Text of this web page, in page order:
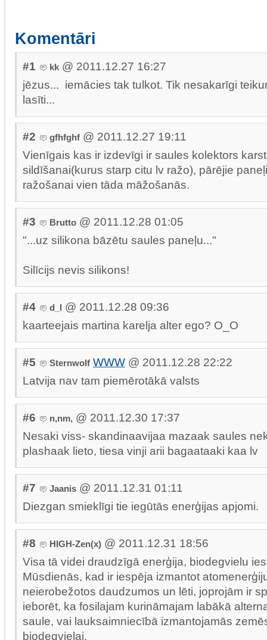
Komentāri
#1 kk @ 2011.12.27 16:27
jēzus... iemācies tak tulkot. Tik nesakarīgi
lasīti...
#2 gfhfghf @ 2011.12.27 19:11
Vienīgais kas ir izdevīgi ir saules kolektors
sildīšanai(kurus starp citu lv ražo), pārējie
ražošanai vien tāda māžošanās.
#3 Brutto @ 2011.12.28 01:05
"...uz silikona bāzētu saules paneļu..."
Silīcijs nevis silikons!
#4 d_l @ 2011.12.28 09:36
kaarteejais martina karelja alter ego? O_O
#5 Sternwolf WWW @ 2011.12.28 22:22
Latvija nav tam piemērotākā valsts
#6 n,nm, @ 2011.12.30 17:37
Nesaki viss- skandinaavijaa mazaak saules
plashaak lieto, tiesa vinji arii bagaataaki kaa lv
#7 Jaanis @ 2011.12.31 01:11
Diezgan smieklīgi tie iegūtās enerģijas apjomi.
#8 HIGH-Zen(x) @ 2011.12.31 18:56
Visa tā videi draudzīgā enerģija, biodegvielu
Mūsdienās, kad ir iespēja izmantot
neierobežotos daudzumos un lēti, joprojām ir
ieborēt, ka fosilajam kurināmajam labākā
saule, vai lauksaimniecībā izmantojamās
biodegvielai.